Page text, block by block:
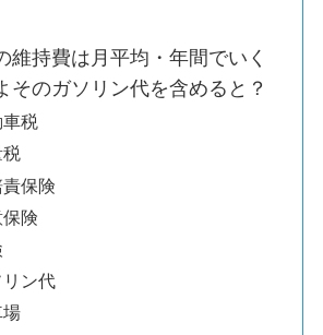
維持費は月平均・年間でいく
そのガソリン代を含めると？
車税
責保険
険
リン代